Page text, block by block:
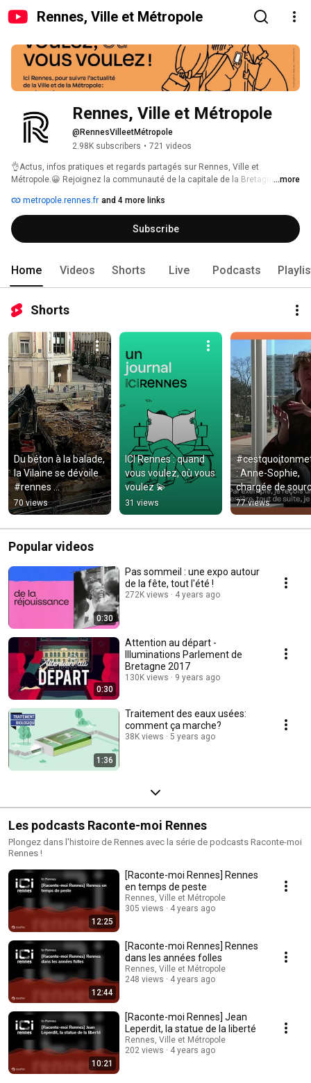
Rennes, Ville et Métropole
Rennes, Ville et Métropole
@RennesVilleetMétropole
2.98K subscribers • 721 videos
👌Actus, infos pratiques et regards partagés sur Rennes, Ville et
Métropole.😀 Rejoignez la communauté de la capitale de la Bretagne !
icirennes. fr 🏙
...more
metropole.rennes.fr and 4 more links
Subscribe
Home Videos Shorts Live Podcasts
Shorts
Du béton à la balade,
la Vilaine se dévoile
#rennes
#rennesmaville
70 views
ICI Rennes : quand
vous voulez, où vous
voulez 💫
31 views
: Anne-Sophie,
chargée de
et de promotion
métiers
77 views
Popular videos
0:30
Pas sommeil : une expo autour
de la fête, tout l'été !
272K views 4 years ago
0:30
Attention au départ -
Illuminations Parlement de
Bretagne 2017
130K views 9 years ago
1:36
Traitement des eaux usées:
comment ça marche?
38K views 5 years ago
Les podcasts Raconte-moi Rennes
Plongez dans l'histoire de Rennes avec la série de podcasts Raconte-moi
Rennes !
12:25
[Raconte-moi Rennes] Rennes
en temps de peste
Rennes, Ville et Métropole
305 views
4 years ago
12:44
[Raconte-moi Rennes] Rennes
dans les années folles
Rennes, Ville et Métropole
248 views
4 years ago
10:21
[Raconte-moi Rennes] Jean
Leperdit, la statue de la liberté
Rennes, Ville et Métropole
202 views
4 years ago